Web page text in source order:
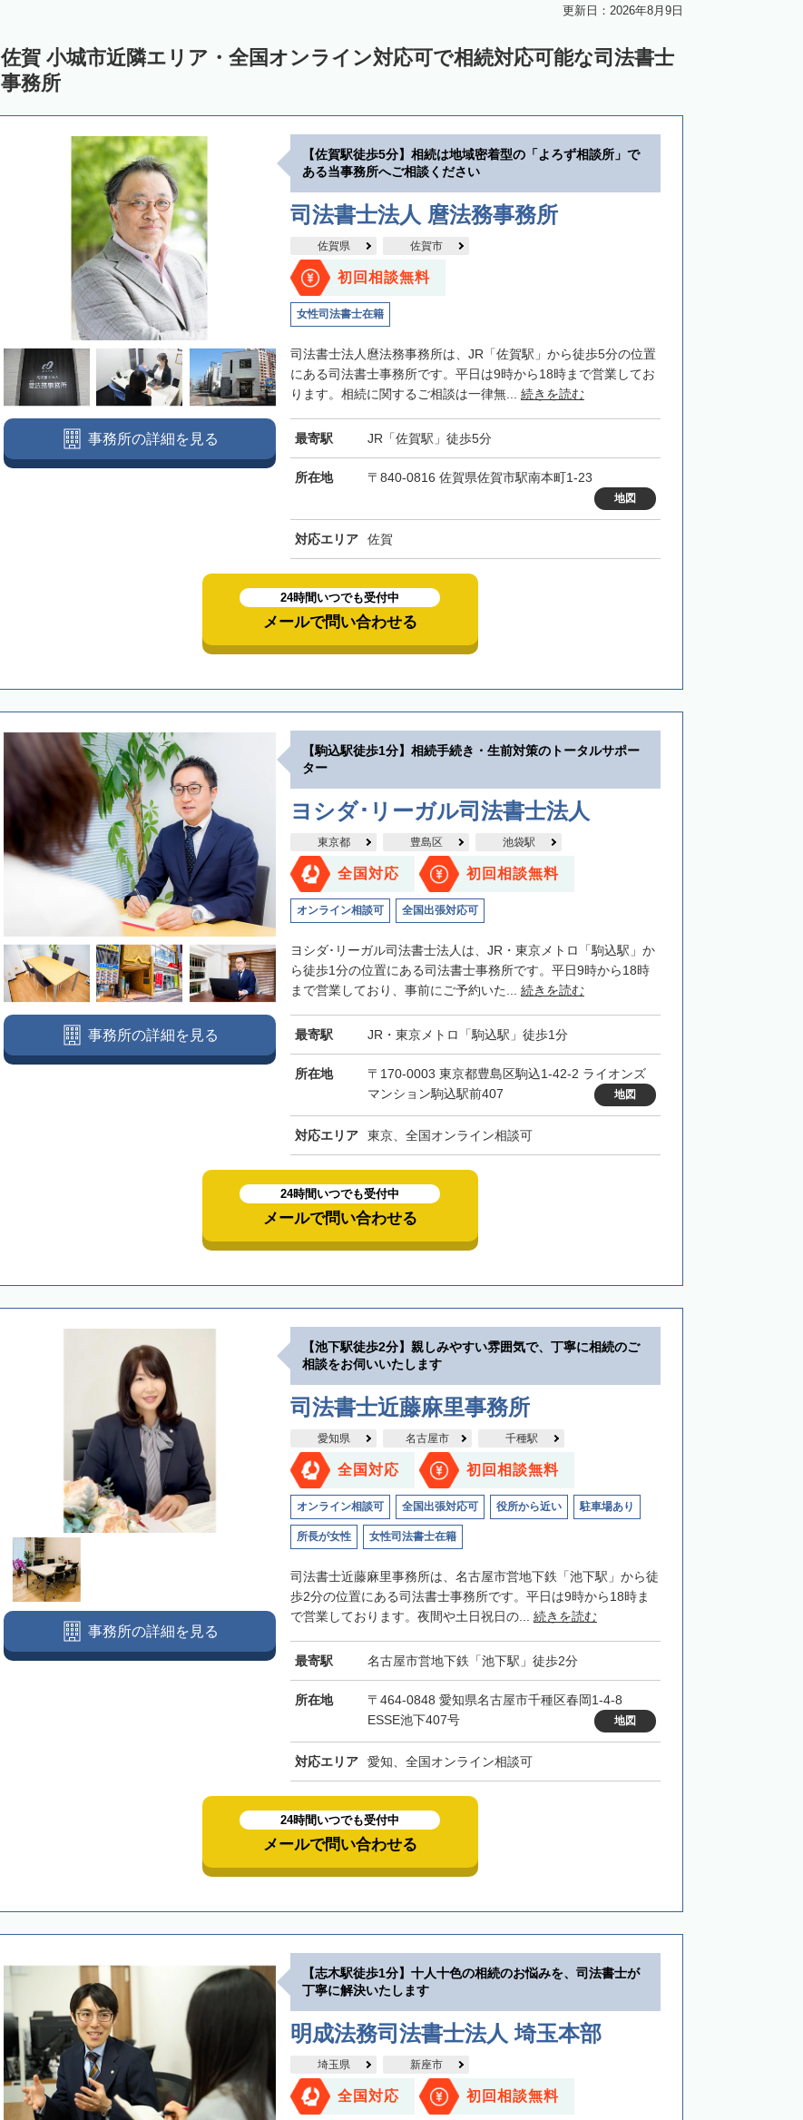
更新日：2026年8月9日
佐賀 小城市近隣エリア・全国オンライン対応可で相続対応可能な司法書士
事務所
【佐賀駅徒歩5分】相続は地域密着型の「よろず相談所」で
ある当事務所へご相談ください
司法書士法人 麿法務事務所
佐賀県 佐賀市
初回相談無料
女性司法書士在籍
司法書士法人麿法務事務所は、JR「佐賀駅」から徒歩5分の位置
にある司法書士事務所です。平日は9時から18時まで営業してお
ります。相続に関するご相談は一律無... 続きを読む
最寄駅 JR「佐賀駅」徒歩5分
所在地 〒840-0816 佐賀県佐賀市駅南本町1-23
地図
対応エリア 佐賀
事務所の詳細を見る
24時間いつでも受付中
メールで問い合わせる
【駒込駅徒歩1分】相続手続き・生前対策のトータルサポー
ター
ヨシダ･リーガル司法書士法人
東京都 豊島区 池袋駅
全国対応 初回相談無料
オンライン相談可 全国出張対応可
ヨシダ･リーガル司法書士法人は、JR・東京メトロ「駒込駅」か
ら徒歩1分の位置にある司法書士事務所です。平日9時から18時
まで営業しており、事前にご予約いた... 続きを読む
最寄駅 JR・東京メトロ「駒込駅」徒歩1分
所在地
〒170-0003 東京都豊島区駒込1-42-2 ライオンズ
マンション駒込駅前407
地図
対応エリア 東京、全国オンライン相談可
事務所の詳細を見る
24時間いつでも受付中
メールで問い合わせる
【池下駅徒歩2分】親しみやすい雰囲気で、丁寧に相続のご
相談をお伺いいたします
司法書士近藤麻里事務所
愛知県 名古屋市 千種駅
全国対応 初回相談無料
オンライン相談可 全国出張対応可 役所から近い 駐車場あり
所長が女性 女性司法書士在籍
司法書士近藤麻里事務所は、名古屋市営地下鉄「池下駅」から徒
歩2分の位置にある司法書士事務所です。平日は9時から18時ま
で営業しております。夜間や土日祝日の... 続きを読む
最寄駅 名古屋市営地下鉄「池下駅」徒歩2分
所在地
〒464-0848 愛知県名古屋市千種区春岡1-4-8
ESSE池下407号
地図
対応エリア 愛知、全国オンライン相談可
事務所の詳細を見る
24時間いつでも受付中
メールで問い合わせる
【志木駅徒歩1分】十人十色の相続のお悩みを、司法書士が
丁寧に解決いたします
明成法務司法書士法人 埼玉本部
埼玉県 新座市
全国対応 初回相談無料